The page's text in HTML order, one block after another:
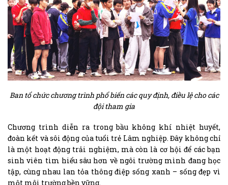
Ban tổ chức chương trình phổ biến các quy định, điều lệ cho các
đội tham gia
Chương trình diễn ra trong bầu không khí nhiệt huyết,
đoàn kết và sôi động của tuổi trẻ Lâm nghiệp. Đây không chỉ
là một hoạt động trải nghiệm, mà còn là cơ hội để các bạn
sinh viên tìm hiểu sâu hơn về ngôi trường mình đang học
tập, cùng nhau lan tỏa thông điệp sống xanh – sống đẹp vì
một môi trường bền vững.